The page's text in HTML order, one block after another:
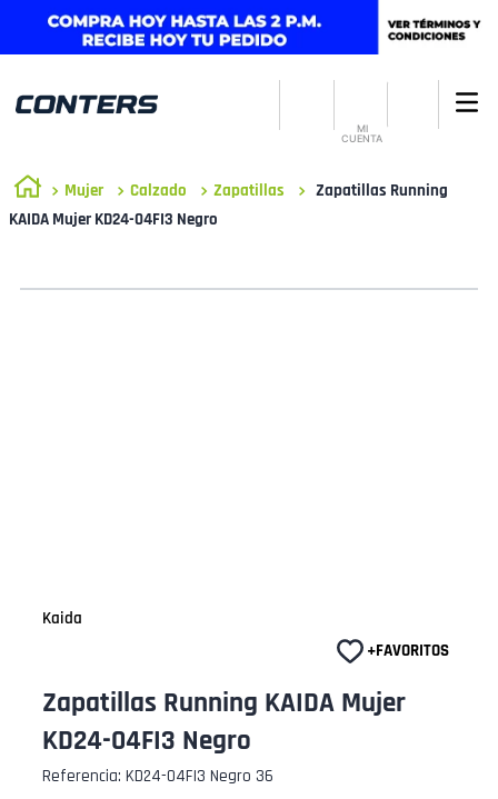
MI
CUENTA
Mujer Calzado Zapatillas
Zapatillas Running
KAIDA Mujer KD24-04FI3 Negro
Kaida
Zapatillas Running KAIDA Mujer
KD24-04FI3 Negro
Referencia: KD24-04FI3 Negro 36